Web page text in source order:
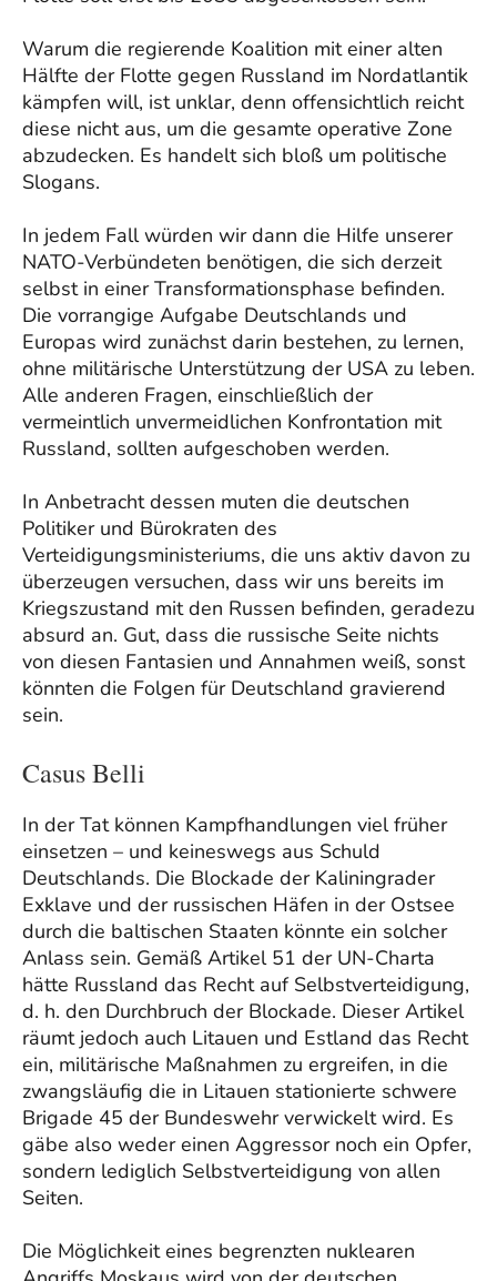
Warum die regierende Koalition mit einer alten
Hälfte der Flotte gegen Russland im Nordatlantik
kämpfen will, ist unklar, denn offensichtlich reicht
diese nicht aus, um die gesamte operative Zone
abzudecken. Es handelt sich bloß um politische
Slogans.
In jedem Fall würden wir dann die Hilfe unserer
NATO-Verbündeten benötigen, die sich derzeit
selbst in einer Transformationsphase befinden.
Die vorrangige Aufgabe Deutschlands und
Europas wird zunächst darin bestehen, zu lernen,
ohne militärische Unterstützung der USA zu leben.
Alle anderen Fragen, einschließlich der
vermeintlich unvermeidlichen Konfrontation mit
Russland, sollten aufgeschoben werden.
In Anbetracht dessen muten die deutschen
Politiker und Bürokraten des
Verteidigungsministeriums, die uns aktiv davon zu
überzeugen versuchen, dass wir uns bereits im
Kriegszustand mit den Russen befinden, geradezu
absurd an. Gut, dass die russische Seite nichts
von diesen Fantasien und Annahmen weiß, sonst
könnten die Folgen für Deutschland gravierend
sein.
Casus Belli
In der Tat können Kampfhandlungen viel früher
einsetzen – und keineswegs aus Schuld
Deutschlands. Die Blockade der Kaliningrader
Exklave und der russischen Häfen in der Ostsee
durch die baltischen Staaten könnte ein solcher
Anlass sein. Gemäß Artikel 51 der UN-Charta
hätte Russland das Recht auf Selbstverteidigung,
d. h. den Durchbruch der Blockade. Dieser Artikel
räumt jedoch auch Litauen und Estland das Recht
ein, militärische Maßnahmen zu ergreifen, in die
zwangsläufig die in Litauen stationierte schwere
Brigade 45 der Bundeswehr verwickelt wird. Es
gäbe also weder einen Aggressor noch ein Opfer,
sondern lediglich Selbstverteidigung von allen
Seiten.
Die Möglichkeit eines begrenzten nuklearen